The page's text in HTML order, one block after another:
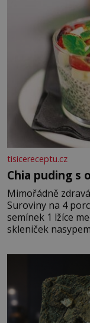
tisicereceptu.cz
Chia puding s
Mimořádně
Suroviny na 4 porce 120 ml kokosového mléka 30 g
semínek 1 lžíce medu Postup Do misky či
skleniček